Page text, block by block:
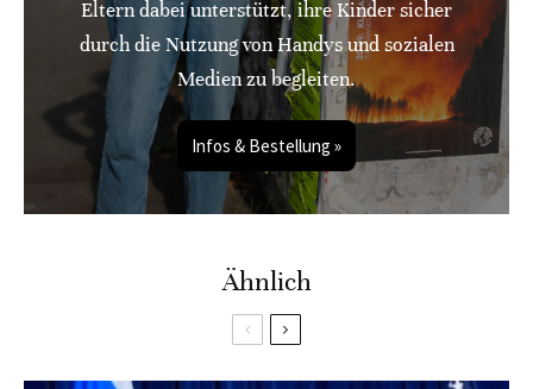
Eltern dabei unterstützt, ihre Kinder sicher
durch die Nutzung von Handys und sozialen
Medien zu begleiten.
Infos & Bestellung »
Ähnlich